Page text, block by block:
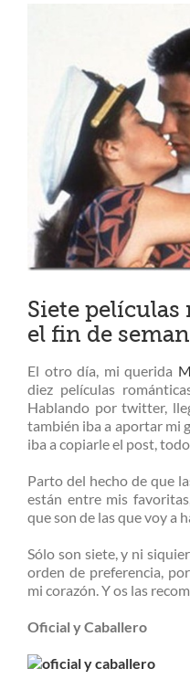
grande
Siete
el fin de
El otro día, mi querida
diez películas
Hablando por twitter,
también iba a aportar mi
iba a copiarle el post,
Parto del hecho de que
están entre mis
que son de las que voy a
Sólo son siete, y ni
orden de preferencia,
mi corazón. Y os las
Oficial y Caballero